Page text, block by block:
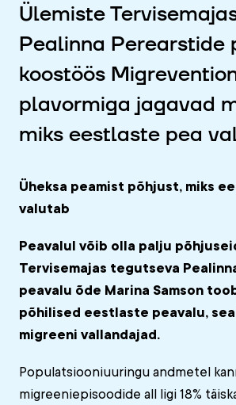
Ülemiste
Pealinna Perearstide
koostöös
plavormiga jagavad
miks eestlaste pea
Üheksa peamist põhjust, miks
valutab
Peavalul võib olla palju
Tervisemajas tegutseva
peavalu õde Marina Samson
põhilised eestlaste peavalu,
migreeni vallandajad.
Populatsiooniuuringu andmetel
migreeniepisoodide all ligi 18%